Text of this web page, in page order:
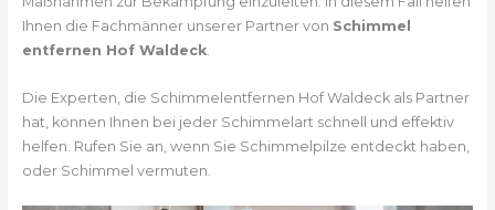
Ihnen die Fachmänner unserer Partner von Schimmel
entfernen Hof Waldeck.
Die Experten, die Schimmelentfernen Hof Waldeck als Partner
hat, können Ihnen bei jeder Schimmelart schnell und effektiv
helfen. Rufen Sie an, wenn Sie Schimmelpilze entdeckt haben,
oder Schimmel vermuten.